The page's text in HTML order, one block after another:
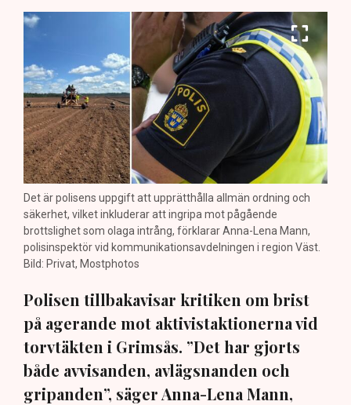
Det är polisens uppgift att upprätthålla allmän ordning och
säkerhet, vilket inkluderar att ingripa mot pågående
brottslighet som olaga intrång, förklarar Anna-Lena Mann,
polisinspektör vid kommunikationsavdelningen i region Väst.
Bild: Privat, Mostphotos
Polisen tillbakavisar kritiken om brist
på agerande mot aktivistaktionerna vid
torvtäkten i Grimsås. ”Det har gjorts
både avvisanden, avlägsnanden och
gripanden”, säger Anna-Lena Mann,